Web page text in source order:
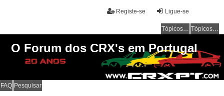
Ligue-se
Registe-se
Tópicos sem resposta Tópicos ativos
O Forum dos CRX's em Portugal
FAQ Pesquisar